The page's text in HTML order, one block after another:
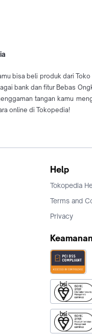
bisa beli produk dari
bank dan fitur Bebas
tangan kamu
online di Tokopedia!
Help
Tokopedia
Terms and
Privacy